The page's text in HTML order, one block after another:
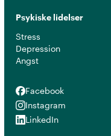
Psykiske lidelser
Stress
Depression
Angst
Facebook
Facebook
Instagram
Instagram
LinkedIn
LinkedIn